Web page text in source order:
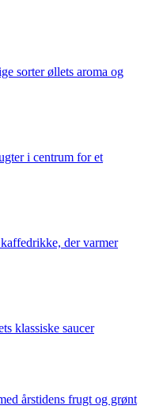
sorter øllets aroma og
i centrum for et
der varmer
klassiske saucer
årstidens frugt og grønt